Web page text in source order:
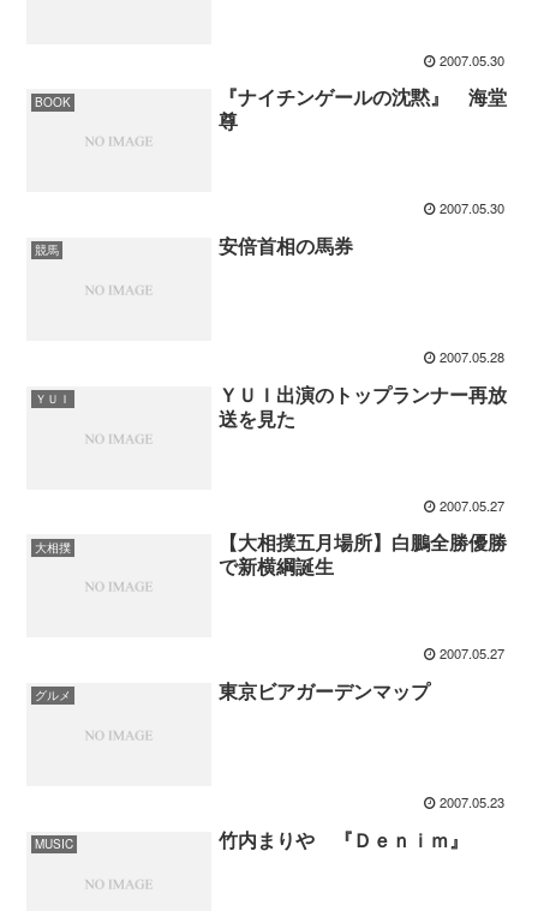
2007.05.30
BOOK
『ナイチンゲールの沈黙』 海堂
尊
2007.05.30
競馬 安倍首相の馬券
2007.05.28
ＹＵＩ
ＹＵＩ出演のトップランナー再放
送を見た
2007.05.27
大相撲
【大相撲五月場所】白鵬全勝優勝
で新横綱誕生
2007.05.27
グルメ 東京ビアガーデンマップ
2007.05.23
MUSIC 竹内まりや 『Ｄｅｎｉｍ』